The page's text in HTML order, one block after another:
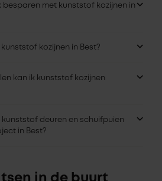
besparen met kunststof kozijnen in
kozijnen in Best?
kan ik kunststof kozijnen
kunststof deuren en schuifpuien
in Best?